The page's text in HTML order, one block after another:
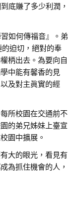
底賺了多少利潤，
如何傳福音』。弟
迫切，絕對的奉
柄出去。為要向自
中能有馨香的見
及對主眞實的經
所校園在交通前不
的弟兄姊妹上臺宣
園中擴展。
大的眼光，看見有
為抓住機會的人，